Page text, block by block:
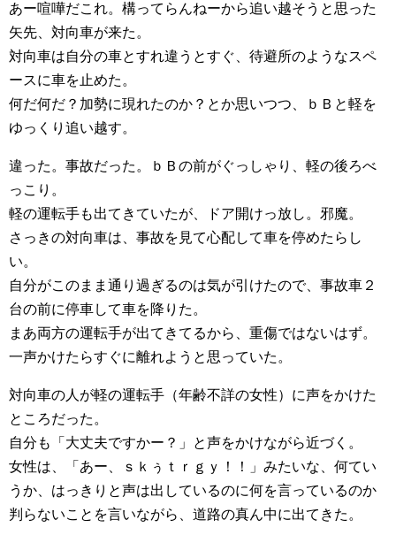
あー喧嘩だこれ。構ってらんねーから追い越そうと思った
矢先、対向車が来た。
対向車は自分の車とすれ違うとすぐ、待避所のようなスペ
ースに車を止めた。
何だ何だ？加勢に現れたのか？とか思いつつ、ｂＢと軽を
ゆっくり追い越す。
違った。事故だった。ｂＢの前がぐっしゃり、軽の後ろべ
っこり。
軽の運転手も出てきていたが、ドア開けっ放し。邪魔。
さっきの対向車は、事故を見て心配して車を停めたらし
い。
自分がこのまま通り過ぎるのは気が引けたので、事故車２
台の前に停車して車を降りた。
まあ両方の運転手が出てきてるから、重傷ではないはず。
一声かけたらすぐに離れようと思っていた。
対向車の人が軽の運転手（年齢不詳の女性）に声をかけた
ところだった。
自分も「大丈夫ですかー？」と声をかけながら近づく。
女性は、「あー、ｓｋぅｔｒｇｙ！！」みたいな、何てい
うか、はっきりと声は出しているのに何を言っているのか
判らないことを言いながら、道路の真ん中に出てきた。